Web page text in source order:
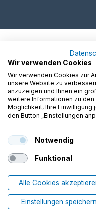
Wir verwenden Cookies
Wir verwenden Cookies zur
unsere Website zu
anzuzeigen und Ihnen ein
weitere Informationen zu
Möglichkeit, Ihre
den Button „Einstellungen
Notwendig
Funktional
Alle Cookies
Einstellungen speichern